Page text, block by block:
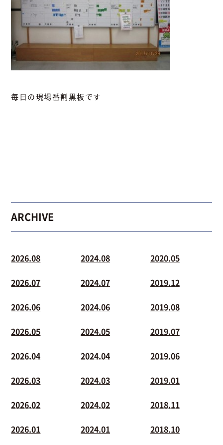
毎日の現場番割黒板です
ARCHIVE
2026.08
2026.07
2026.06
2026.05
2026.04
2026.03
2026.02
2026.01
2024.08
2024.07
2024.06
2024.05
2024.04
2024.03
2024.02
2024.01
2020.05
2019.12
2019.08
2019.07
2019.06
2019.01
2018.11
2018.10